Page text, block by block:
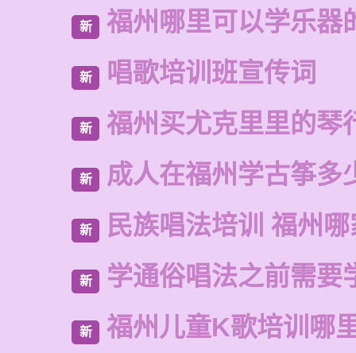
新 福州哪里可以学乐器
新 唱歌培训班宣传词
新 福州买尤克里里的琴
新 成人在福州学古筝多
新 民族唱法培训 福州
新 学通俗唱法之前需要
新 福州儿童K歌培训哪